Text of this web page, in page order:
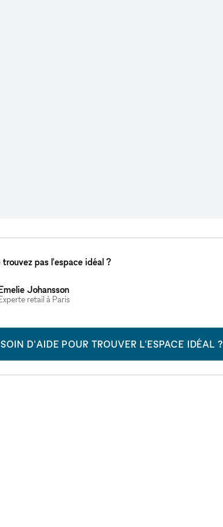
trouvez pas l'espace idéal ?
Johansson
retail à Paris
D'AIDE POUR TROUVER L'ESPACE IDÉAL ?